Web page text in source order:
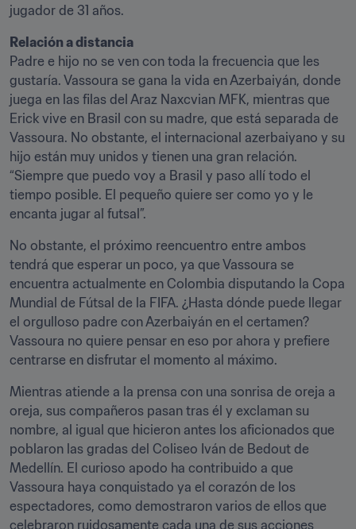
jugador de 31 años.
Relación a distancia
Padre e hijo no se ven con toda la frecuencia que les
gustaría. Vassoura se gana la vida en Azerbaiyán, donde
juega en las filas del Araz Naxcvian MFK, mientras que
Erick vive en Brasil con su madre, que está separada de
Vassoura. No obstante, el internacional azerbaiyano y su
hijo están muy unidos y tienen una gran relación.
“Siempre que puedo voy a Brasil y paso allí todo el
tiempo posible. El pequeño quiere ser como yo y le
encanta jugar al futsal”.
No obstante, el próximo reencuentro entre ambos
tendrá que esperar un poco, ya que Vassoura se
encuentra actualmente en Colombia disputando la Copa
Mundial de Fútsal de la FIFA. ¿Hasta dónde puede llegar
el orgulloso padre con Azerbaiyán en el certamen?
Vassoura no quiere pensar en eso por ahora y prefiere
centrarse en disfrutar el momento al máximo.
Mientras atiende a la prensa con una sonrisa de oreja a
oreja, sus compañeros pasan tras él y exclaman su
nombre, al igual que hicieron antes los aficionados que
poblaron las gradas del Coliseo Iván de Bedout de
Medellín. El curioso apodo ha contribuido a que
Vassoura haya conquistado ya el corazón de los
espectadores, como demostraron varios de ellos que
celebraron ruidosamente cada una de sus acciones